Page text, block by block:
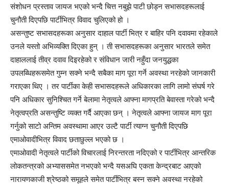
संशोधन प्रस्ताव जायज भएको भन्दै चित्त नबुझे पाटी छोड्न सभासदहरूलाई
चुनौती दिएपछि पार्टीभित्र विवाद चुलिएको हो ।
असन्तुष्ट सभासदहरूका अनुसार दाहाल पार्टी भित्र र बाहिर पनि दवावमा रहेकाले
उनले यस्तो अभिव्यक्ति दिएका हुन् । ती सभासदहरूका अनुसार भारतले समेत
दाहाललाई तीव्र दवाव दिइरहेको र संविधान जारी नहुँदा जनयुद्धका
उपलब्धिहरूसमेत गुम्न सक्ने भन्दै सबैका माग पूरा गर्ने अवस्था नरहेको जानकारी
गराएका थिए । तर पार्टीका केही सभासदहरूले अधिकारका लागि लामो संघर्ष गरे
पनि अधिकार सुनिश्चित गर्ने बेलामा नेतृत्वले आफ्ना मागप्रति बेवास्ता गरेको भन्दै
नेतृत्वप्रति असन्तुष्टि व्यक्त गर्दै आएका छन् । नेतृत्वले आफ्ना जायज माग पूरा
गर्नुको साटो अन्तिम अवस्थामा आएर उल्टै पार्टी त्याग्न चुनौती दिएपछि
एमाओवादीभित्र विवाद छताछुल्ल भएको छ ।
एमाओवादी नेतृत्वले पार्टीको विचारलाई निरन्तरता नदिएको र पार्टीभित्र आन्तरिक
लोकतन्त्रको अभ्याससमेत नभएको भन्दै यसअघि एकता केन्द्रबाट आएको
नारायणकाजी श्रेष्ठको समूहले समेत पार्टीभित्र बस्न सक्ने अवस्था नरहेको